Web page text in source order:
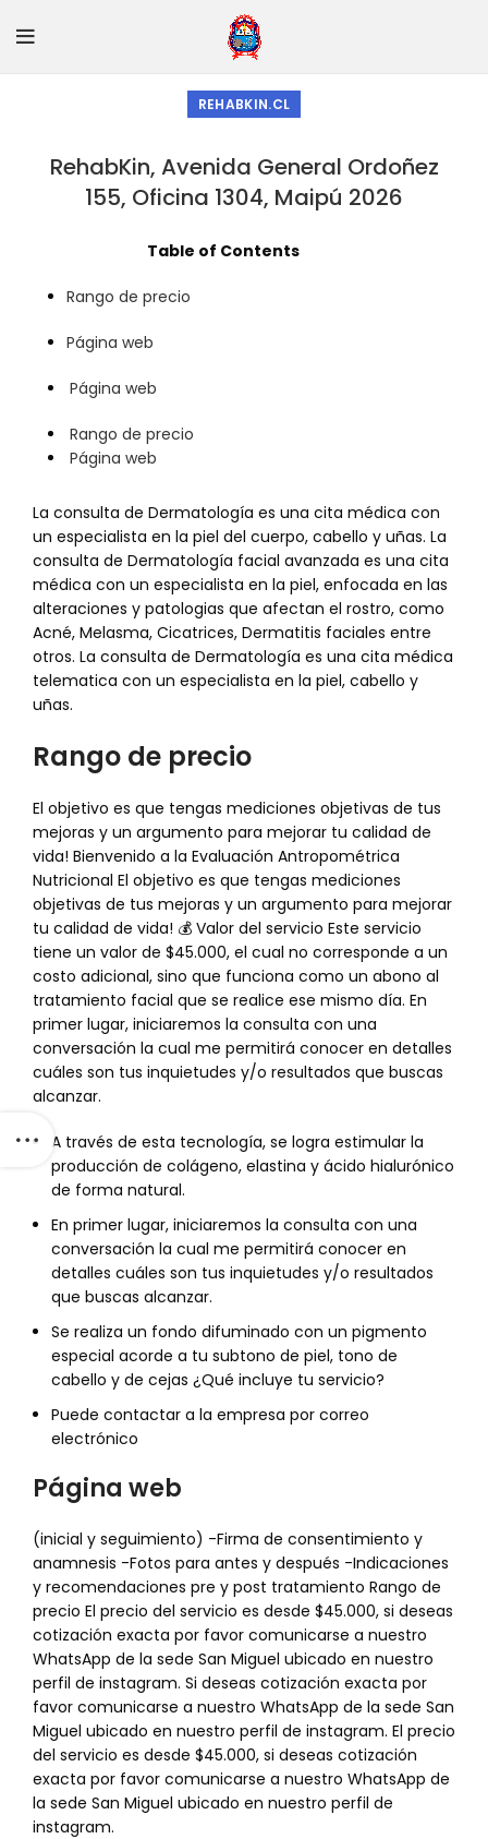
REHABKIN.CL
RehabKin, Avenida General Ordoñez
155, Oficina 1304, Maipú 2026
Table of Contents
Rango de precio
Página web
Página web
Rango de precio
Página web
La consulta de Dermatología es una cita médica con
un especialista en la piel del cuerpo, cabello y uñas. La
consulta de Dermatología facial avanzada es una cita
médica con un especialista en la piel, enfocada en las
alteraciones y patologias que afectan el rostro, como
Acné, Melasma, Cicatrices, Dermatitis faciales entre
otros. La consulta de Dermatología es una cita médica
telematica con un especialista en la piel, cabello y
uñas.
Rango de precio
El objetivo es que tengas mediciones objetivas de tus
mejoras y un argumento para mejorar tu calidad de
vida! Bienvenido a la Evaluación Antropométrica
Nutricional El objetivo es que tengas mediciones
objetivas de tus mejoras y un argumento para mejorar
tu calidad de vida! 💰 Valor del servicio Este servicio
tiene un valor de $45.000, el cual no corresponde a un
costo adicional, sino que funciona como un abono al
tratamiento facial que se realice ese mismo día. En
primer lugar, iniciaremos la consulta con una
conversación la cual me permitirá conocer en detalles
cuáles son tus inquietudes y/o resultados que buscas
alcanzar.
A través de esta tecnología, se logra estimular la
producción de colágeno, elastina y ácido hialurónico
de forma natural.
En primer lugar, iniciaremos la consulta con una
conversación la cual me permitirá conocer en
detalles cuáles son tus inquietudes y/o resultados
que buscas alcanzar.
Se realiza un fondo difuminado con un pigmento
especial acorde a tu subtono de piel, tono de
cabello y de cejas ¿Qué incluye tu servicio?
Puede contactar a la empresa por correo
electrónico
Página web
(inicial y seguimiento) -Firma de consentimiento y
anamnesis -Fotos para antes y después -Indicaciones
y recomendaciones pre y post tratamiento Rango de
precio El precio del servicio es desde $45.000, si deseas
cotización exacta por favor comunicarse a nuestro
WhatsApp de la sede San Miguel ubicado en nuestro
perfil de instagram. Si deseas cotización exacta por
favor comunicarse a nuestro WhatsApp de la sede San
Miguel ubicado en nuestro perfil de instagram. El precio
del servicio es desde $45.000, si deseas cotización
exacta por favor comunicarse a nuestro WhatsApp de
la sede San Miguel ubicado en nuestro perfil de
instagram.